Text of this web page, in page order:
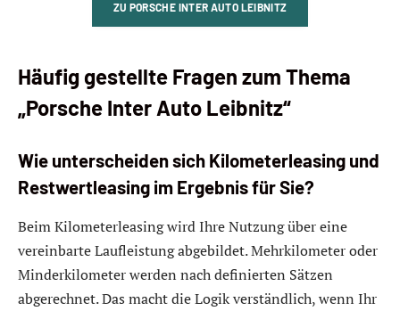
ZU PORSCHE INTER AUTO LEIBNITZ
Häufig gestellte Fragen zum Thema
„Porsche Inter Auto Leibnitz“
Wie unterscheiden sich Kilometerleasing und
Restwertleasing im Ergebnis für Sie?
Beim Kilometerleasing wird Ihre Nutzung über eine
vereinbarte Laufleistung abgebildet. Mehrkilometer oder
Minderkilometer werden nach definierten Sätzen
abgerechnet. Das macht die Logik verständlich, wenn Ihr